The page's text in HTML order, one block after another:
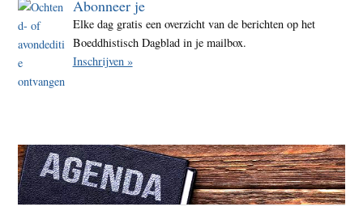
Abonneer je
Elke dag gratis een overzicht van de berichten op het
Boeddhistisch Dagblad in je mailbox.
Inschrijven »